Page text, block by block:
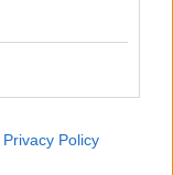
Privacy Policy